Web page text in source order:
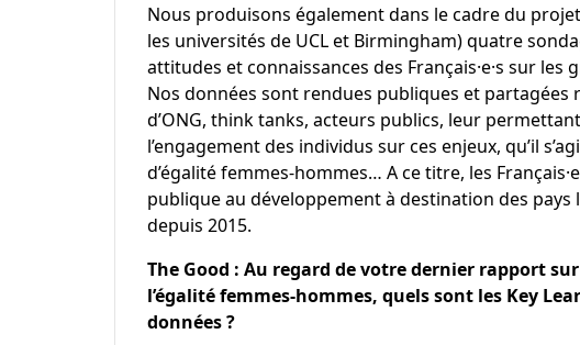
Nous produisons également dans le cadre du projet
les universités de UCL et Birmingham) quatre
attitudes et connaissances des Français·e·s sur
Nos données sont rendues publiques et
d’ONG, think tanks, acteurs publics, leur
l’engagement des individus sur ces enjeux, qu’il
d’égalité femmes-hommes… A ce titre, les
publique au développement à destination des
depuis 2015.
The Good : Au regard de votre dernier rapport
l’égalité femmes-hommes, quels sont les Key
données ?